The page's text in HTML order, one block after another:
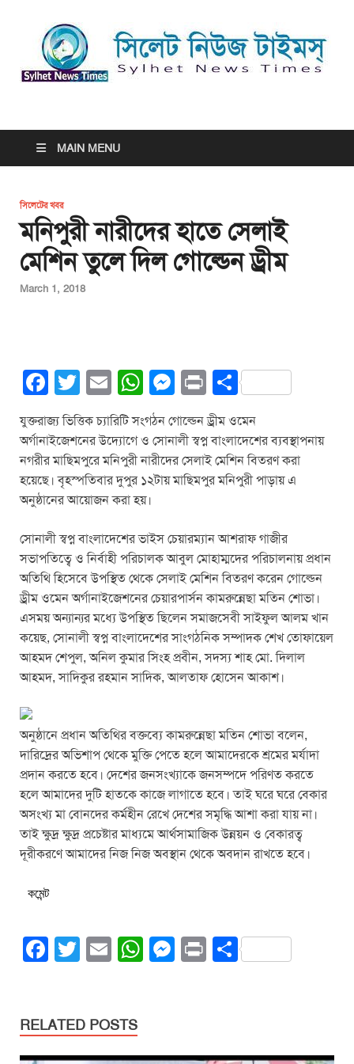
সিলেট নিউজ টাইমস্ | Sylhet
News Times
MAIN MENU
সিলেটের খবর
মনিপুরী নারীদের হাতে সেলাই
মেশিন তুলে দিল গোল্ডেন ড্রীম
March 1, 2018
F
c
e
b
o
o
k
T
wi
tt
er
E
m
ail
W
h
at
s
A
p
p
M
e
ss
e
n
er
Pr
in
t
S
ar
e
যুক্তরাজ্য ভিত্তিক চ্যারিটি সংগঠন গোল্ডেন ড্রীম ওমেন
অর্গানাইজেশনের উদ্যোগে ও সোনালী স্বপ্ন বাংলাদেশের ব্যবস্থাপনায়
নগরীর মাছিমপুরে মনিপুরী নারীদের সেলাই মেশিন বিতরণ করা
হয়েছে। বৃহস্পতিবার দুপুর ১২টায় মাছিমপুর মনিপুরী পাড়ায় এ
অনুষ্ঠানের আয়োজন করা হয়।
সোনালী স্বপ্ন বাংলাদেশের ভাইস চেয়ারম্যান আশরাফ গাজীর
সভাপতিত্বে ও নির্বাহী পরিচালক আবুল মোহাম্মদের পরিচালনায় প্রধান
অতিথি হিসেবে উপস্থিত থেকে সেলাই মেশিন বিতরণ করেন গোল্ডেন
ড্রীম ওমেন অর্গানাইজেশনের চেয়ারপার্সন কামরুন্নেছা মতিন শোভা।
এসময় অন্যান্যর মধ্যে উপস্থিত ছিলেন সমাজসেবী সাইফুল আলম খান
কয়েছ, সোনালী স্বপ্ন বাংলাদেশের সাংগঠনিক সম্পাদক শেখ তোফায়েল
আহমদ শেপুল, অনিল কুমার সিংহ প্রবীন, সদস্য শাহ মো. দিলাল
আহমদ, সাদিকুর রহমান সাদিক, আলতাফ হোসেন আকাশ।
অনুষ্ঠানে প্রধান অতিথির বক্তব্যে কামরুন্নেছা মতিন শোভা বলেন,
দারিদ্রের অভিশাপ থেকে মুক্তি পেতে হলে আমাদেরকে শ্রমের মর্যাদা
প্রদান করতে হবে। দেশের জনসংখ্যাকে জনসম্পদে পরিণত করতে
হলে আমাদের দুটি হাতকে কাজে লাগাতে হবে। তাই ঘরে ঘরে বেকার
অসংখ্য মা বোনদের কর্মহীন রেখে দেশের সমৃদ্ধি আশা করা যায় না।
তাই ক্ষুদ্র ক্ষুদ্র প্রচেষ্টার মাধ্যমে আর্থসামাজিক উন্নয়ন ও বেকারত্ব
দূরীকরণে আমাদের নিজ নিজ অবস্থান থেকে অবদান রাখতে হবে।
কমেন্ট
F
e
b
T
er
E
W
A
M
n
Pr S
RELATED POSTS